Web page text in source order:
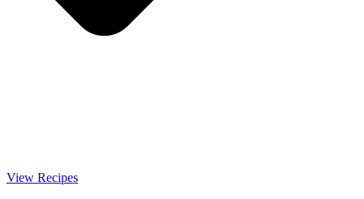
View Recipes